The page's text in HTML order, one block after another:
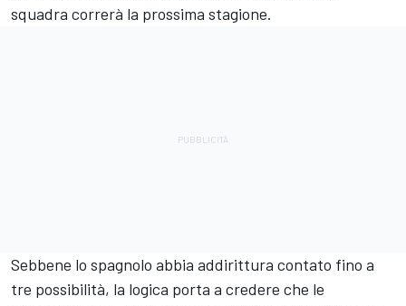
squadra correrà la prossima stagione.
Sebbene lo spagnolo abbia addirittura contato fino a
tre possibilità, la logica porta a credere che le